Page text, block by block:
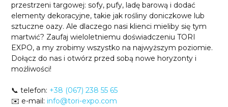
przestrzeni targowej: sofy, pufy, ladę barową i dodać
elementy dekoracyjne, takie jak rośliny doniczkowe lub
sztuczne oazy. Ale dlaczego nasi klienci mieliby się tym
martwić? Zaufaj wieloletniemu doświadczeniu TORI
EXPO, a my zrobimy wszystko na najwyższym poziomie.
Dołącz do nas i otwórz przed sobą nowe horyzonty i
możliwości!
📞 telefon: +38 (067) 238 55 65
✉️ e-mail: info@tori-expo.com